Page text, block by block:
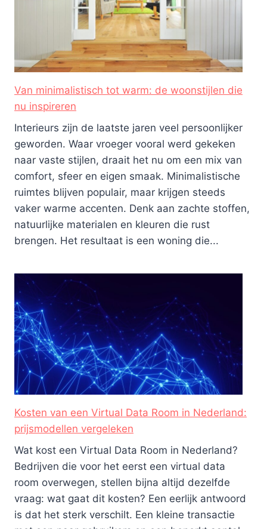
Van minimalistisch tot warm: de woonstijlen die
nu inspireren
Interieurs zijn de laatste jaren veel persoonlijker
geworden. Waar vroeger vooral werd gekeken
naar vaste stijlen, draait het nu om een mix van
comfort, sfeer en eigen smaak. Minimalistische
ruimtes blijven populair, maar krijgen steeds
vaker warme accenten. Denk aan zachte stoffen,
natuurlijke materialen en kleuren die rust
brengen. Het resultaat is een woning die...
Kosten van een Virtual Data Room in Nederland:
prijsmodellen vergeleken
Wat kost een Virtual Data Room in Nederland?
Bedrijven die voor het eerst een virtual data
room overwegen, stellen bijna altijd dezelfde
vraag: wat gaat dit kosten? Een eerlijk antwoord
is dat het sterk verschilt. Een kleine transactie